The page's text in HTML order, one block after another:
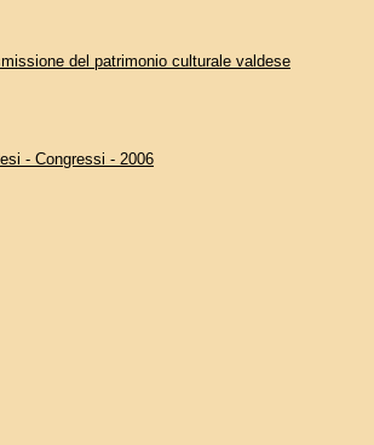
del patrimonio culturale valdese
- Congressi - 2006